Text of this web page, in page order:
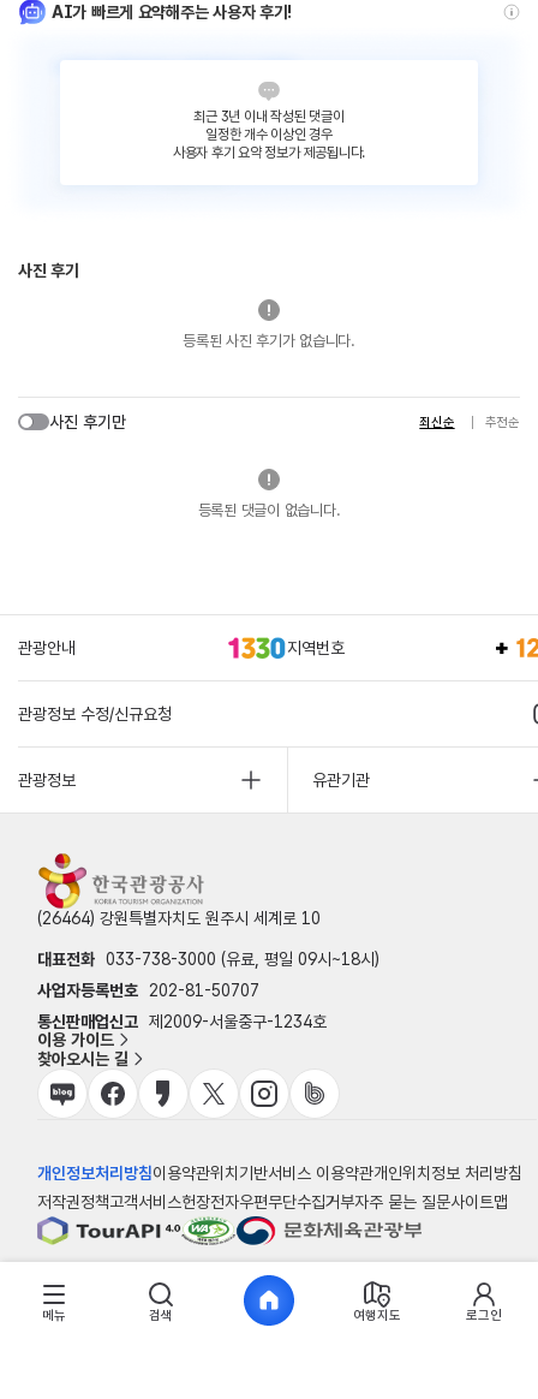
AI가 빠르게 요약해주는 사용자 후기!
최근 3년 이내 작성된 댓글이
일정한 개수 이상인 경우
사용자 후기 요약 정보가 제공됩니다.
사진 후기
등록된 사진 후기가 없습니다.
사진 후기만 최신순 추천순
등록된 댓글이 없습니다.
관광안내 지역번호
관광정보 수정/신규요청
관광정보 유관기관
(26464) 강원특별자치도 원주시 세계로 10
대표전화 033-738-3000 (유료, 평일 09시~18시)
사업자등록번호
202-81-50707
통신판매업신고 제2009-서울중구-1234호
이용 가이드
찾아오시는 길
개인정보처리방침이용약관위치기반서비스 이용약관개인위치정보 처리방침
저작권정책고객서비스헌장전자우편무단수집거부자주 묻는 질문사이트맵
© 한국관광공사
메뉴 검색 여행지도 로그인